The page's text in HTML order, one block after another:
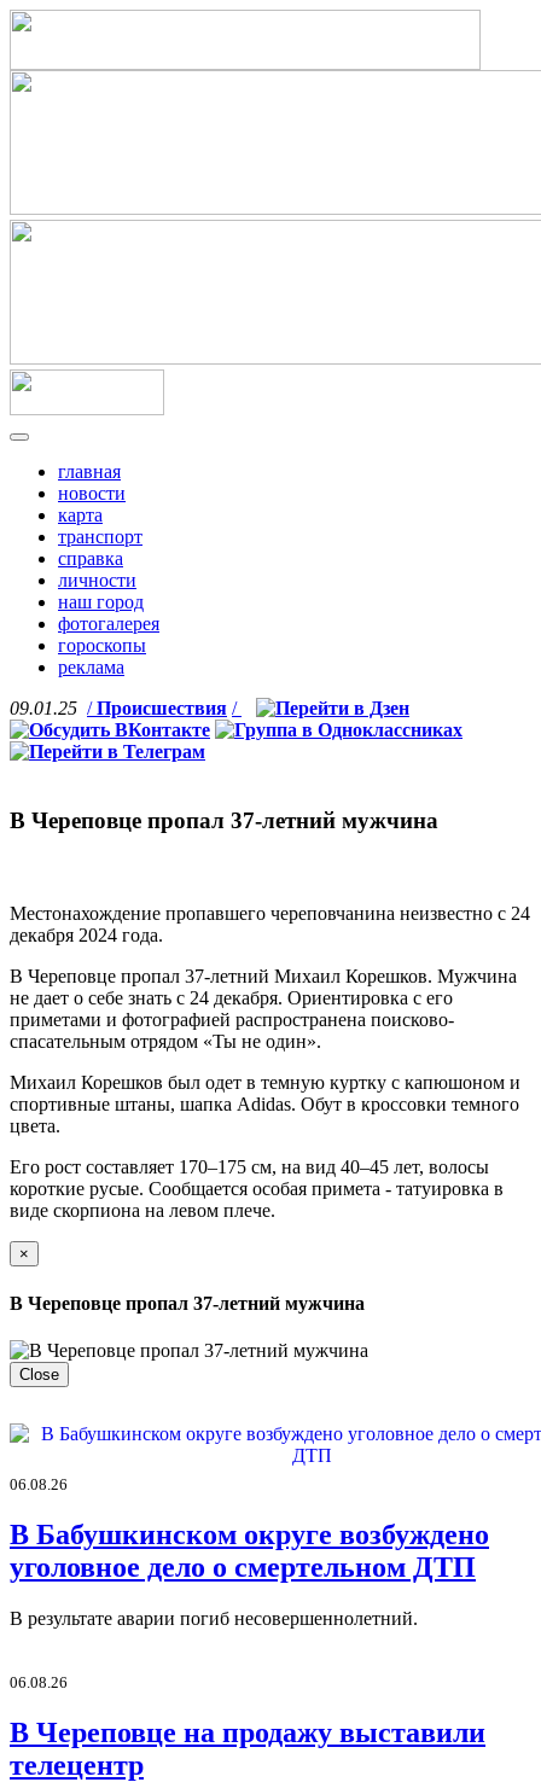
главная
новости
карта
транспорт
справка
личности
наш город
фотогалерея
гороскопы
реклама
09.01.25 /Происшествия /
В Череповце пропал 37-летний мужчина
Местонахождение пропавшего череповчанина неизвестно с 24
декабря 2024 года.
В Череповце пропал 37-летний Михаил Корешков. Мужчина
не дает о себе знать с 24 декабря. Ориентировка с его
приметами и фотографией распространена поисково-
спасательным отрядом «Ты не один».
Михаил Корешков был одет в темную куртку с капюшоном и
спортивные штаны, шапка Adidas. Обут в кроссовки темного
цвета.
Его рост составляет 170–175 см, на вид 40–45 лет, волосы
короткие русые. Сообщается особая примета - татуировка в
виде скорпиона на левом плече.
×
В Череповце пропал 37-летний мужчина
Close
06.08.26
В Бабушкинском округе возбуждено
уголовное дело о смертельном ДТП
В результате аварии погиб несовершеннолетний.
06.08.26
В Череповце на продажу выставили
телецентр